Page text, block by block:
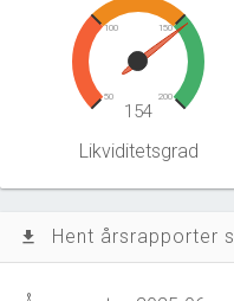
50
100 150
200
154
Likviditetsgrad
file_download Hent årsrapporter